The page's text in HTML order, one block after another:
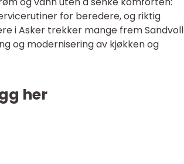
for beredere, og riktig
i Asker trekker mange frem Sandvoll
og modernisering av kjøkken og
her